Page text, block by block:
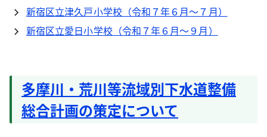
新宿区立津久戸小学校（令和７年６月～７月）
新宿区立愛日小学校（令和７年６月～９月）
多摩川・荒川等流域別下水道整備
総合計画の策定について